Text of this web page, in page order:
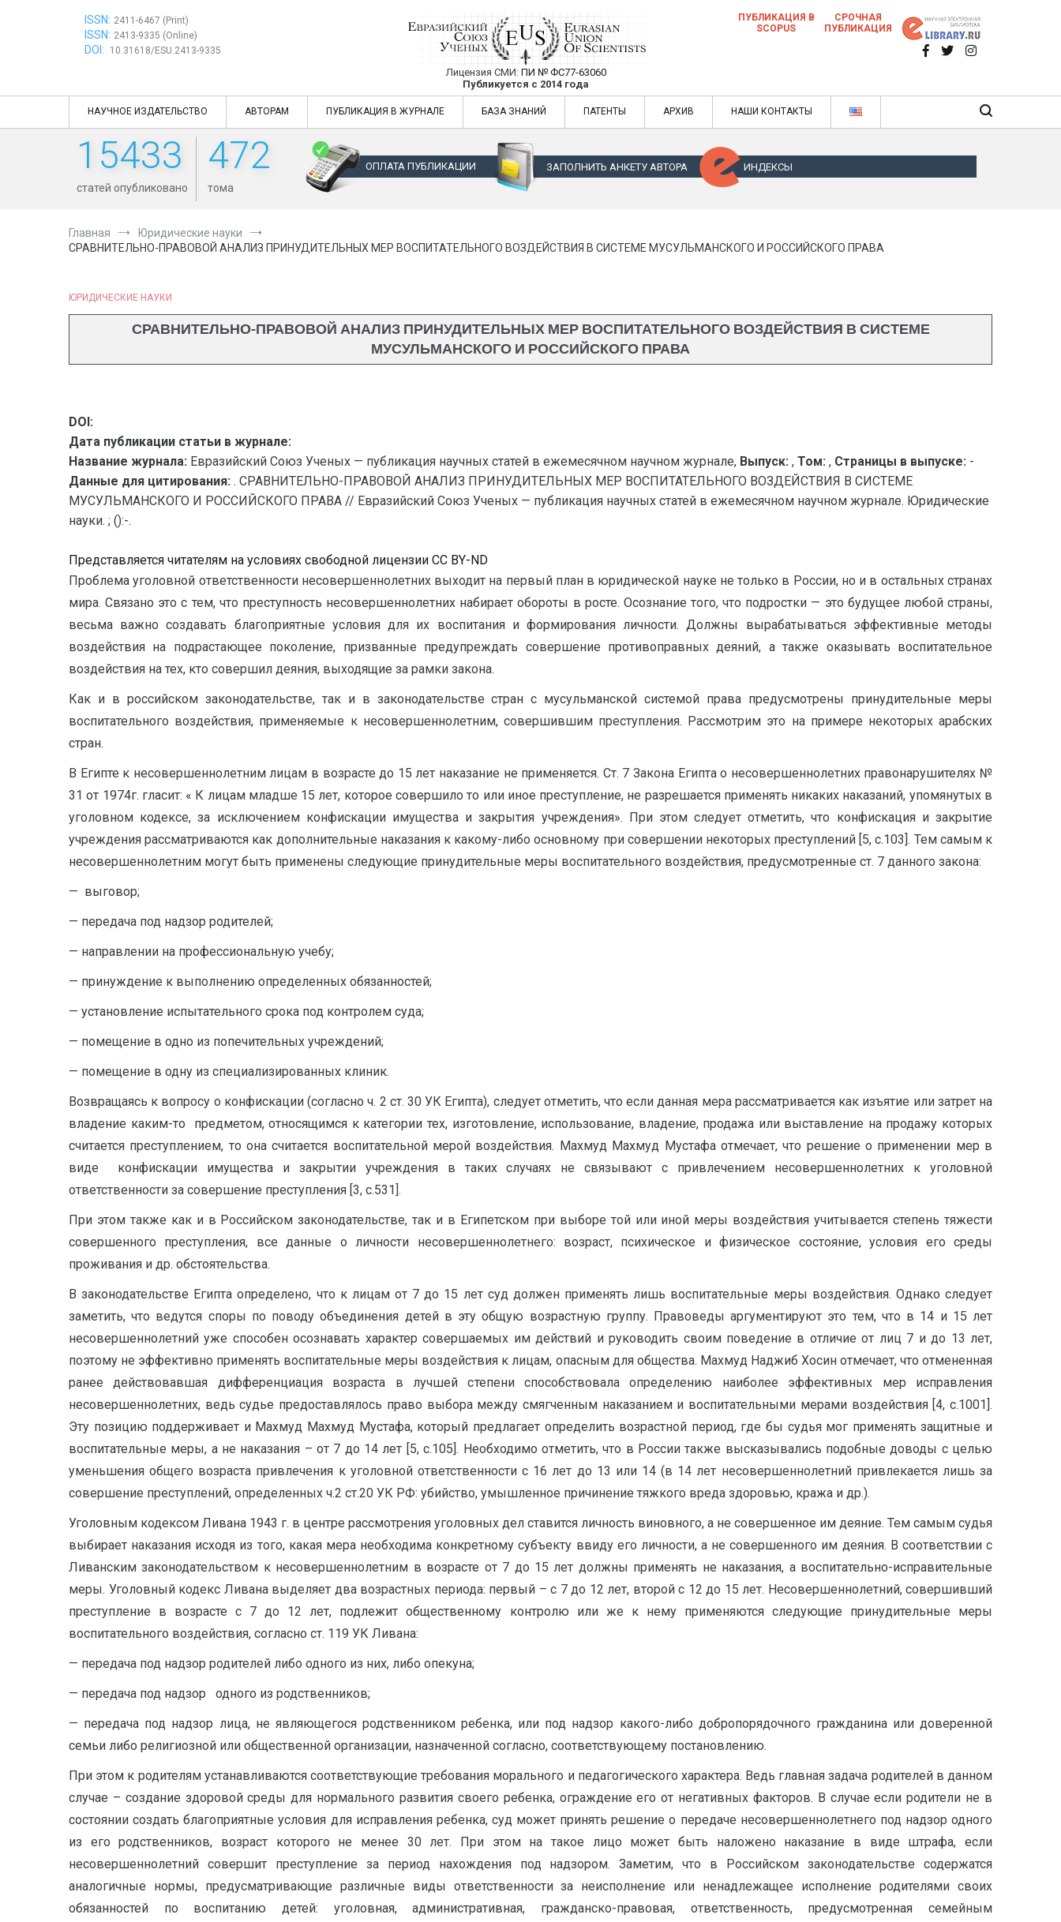
ISSN: 2411-6467 (Print)
ISSN: 2413-9335 (Online)
DOI: 10.31618/ESU.2413-9335
Евразийский Союз Ученых — публикация научных статей в ежемесячном научном
журнале
Лицензия СМИ: ПИ № ФС77-63060
Публикуется с 2014 года
Евразийский Союз Ученых — публикация научных статей в ежемесячном научном журнале
ПУБЛИКАЦИЯ В
SCOPUS
СРОЧНАЯ
ПУБЛИКАЦИЯ
НАУЧНОЕ ИЗДАТЕЛЬСТВО АВТОРАМ ПУБЛИКАЦИЯ В ЖУРНАЛЕ БАЗА ЗНАНИЙ ПАТЕНТЫ АРХИВ НАШИ КОНТАКТЫ
15433
статей опубликовано
472
тома
ОПЛАТА ПУБЛИКАЦИИ ЗАПОЛНИТЬ АНКЕТУ АВТОРА ИНДЕКСЫ
Главная
Юридические науки
СРАВНИТЕЛЬНО-ПРАВОВОЙ АНАЛИЗ ПРИНУДИТЕЛЬНЫХ МЕР ВОСПИТАТЕЛЬНОГО ВОЗДЕЙСТВИЯ В СИСТЕМЕ МУСУЛЬМАНСКОГО И РОССИЙСКОГО ПРАВА
ЮРИДИЧЕСКИЕ НАУКИ
СРАВНИТЕЛЬНО-ПРАВОВОЙ АНАЛИЗ ПРИНУДИТЕЛЬНЫХ МЕР ВОСПИТАТЕЛЬНОГО ВОЗДЕЙСТВИЯ В СИСТЕМЕ
МУСУЛЬМАНСКОГО И РОССИЙСКОГО ПРАВА
DOI:
Дата публикации статьи в журнале:
Название журнала: Евразийский Союз Ученых — публикация научных статей в ежемесячном научном журнале, Выпуск: , Том: , Страницы в выпуске: -
Данные для цитирования: . СРАВНИТЕЛЬНО-ПРАВОВОЙ АНАЛИЗ ПРИНУДИТЕЛЬНЫХ МЕР ВОСПИТАТЕЛЬНОГО ВОЗДЕЙСТВИЯ В СИСТЕМЕ
МУСУЛЬМАНСКОГО И РОССИЙСКОГО ПРАВА // Евразийский Союз Ученых — публикация научных статей в ежемесячном научном журнале. Юридические
науки. ; ():-.
Представляется читателям на условиях свободной лицензии CC BY-ND
Проблема уголовной ответственности несовершеннолетних выходит на первый план в юридической науке не только в России, но и в остальных странах
мира. Связано это с тем, что преступность несовершеннолетних набирает обороты в росте. Осознание того, что подростки — это будущее любой страны,
весьма важно создавать благоприятные условия для их воспитания и формирования личности. Должны вырабатываться эффективные методы
воздействия на подрастающее поколение, призванные предупреждать совершение противоправных деяний, а также оказывать воспитательное
воздействия на тех, кто совершил деяния, выходящие за рамки закона.
Как и в российском законодательстве, так и в законодательстве стран с мусульманской системой права предусмотрены принудительные меры
воспитательного воздействия, применяемые к несовершеннолетним, совершившим преступления. Рассмотрим это на примере некоторых арабских
стран.
В Египте к несовершеннолетним лицам в возрасте до 15 лет наказание не применяется. Ст. 7 Закона Египта о несовершеннолетних правонарушителях №
31 от 1974г. гласит: « К лицам младше 15 лет, которое совершило то или иное преступление, не разрешается применять никаких наказаний, упомянутых в
уголовном кодексе, за исключением конфискации имущества и закрытия учреждения». При этом следует отметить, что конфискация и закрытие
учреждения рассматриваются как дополнительные наказания к какому-либо основному при совершении некоторых преступлений [5, с.103]. Тем самым к
несовершеннолетним могут быть применены следующие принудительные меры воспитательного воздействия, предусмотренные ст. 7 данного закона:
— выговор;
— передача под надзор родителей;
— направлении на профессиональную учебу;
— принуждение к выполнению определенных обязанностей;
— установление испытательного срока под контролем суда;
— помещение в одно из попечительных учреждений;
— помещение в одну из специализированных клиник.
Возвращаясь к вопросу о конфискации (согласно ч. 2 ст. 30 УК Египта), следует отметить, что если данная мера рассматривается как изъятие или затрет на
владение каким-то предметом, относящимся к категории тех, изготовление, использование, владение, продажа или выставление на продажу которых
считается преступлением, то она считается воспитательной мерой воздействия. Махмуд Махмуд Мустафа отмечает, что решение о применении мер в
виде конфискации имущества и закрытии учреждения в таких случаях не связывают с привлечением несовершеннолетних к уголовной
ответственности за совершение преступления [3, с.531].
При этом также как и в Российском законодательстве, так и в Египетском при выборе той или иной меры воздействия учитывается степень тяжести
совершенного преступления, все данные о личности несовершеннолетнего: возраст, психическое и физическое состояние, условия его среды
проживания и др. обстоятельства.
В законодательстве Египта определено, что к лицам от 7 до 15 лет суд должен применять лишь воспитательные меры воздействия. Однако следует
заметить, что ведутся споры по поводу объединения детей в эту общую возрастную группу. Правоведы аргументируют это тем, что в 14 и 15 лет
несовершеннолетний уже способен осознавать характер совершаемых им действий и руководить своим поведение в отличие от лиц 7 и до 13 лет,
поэтому не эффективно применять воспитательные меры воздействия к лицам, опасным для общества. Махмуд Наджиб Хосин отмечает, что отмененная
ранее действовавшая дифференциация возраста в лучшей степени способствовала определению наиболее эффективных мер исправления
несовершеннолетних, ведь судье предоставлялось право выбора между смягченным наказанием и воспитательными мерами воздействия [4, с.1001].
Эту позицию поддерживает и Махмуд Махмуд Мустафа, который предлагает определить возрастной период, где бы судья мог применять защитные и
воспитательные меры, а не наказания – от 7 до 14 лет [5, с.105]. Необходимо отметить, что в России также высказывались подобные доводы с целью
уменьшения общего возраста привлечения к уголовной ответственности с 16 лет до 13 или 14 (в 14 лет несовершеннолетний привлекается лишь за
совершение преступлений, определенных ч.2 ст.20 УК РФ: убийство, умышленное причинение тяжкого вреда здоровью, кража и др.).
Уголовным кодексом Ливана 1943 г. в центре рассмотрения уголовных дел ставится личность виновного, а не совершенное им деяние. Тем самым судья
выбирает наказания исходя из того, какая мера необходима конкретному субъекту ввиду его личности, а не совершенного им деяния. В соответствии с
Ливанским законодательством к несовершеннолетним в возрасте от 7 до 15 лет должны применять не наказания, а воспитательно-исправительные
меры. Уголовный кодекс Ливана выделяет два возрастных периода: первый – с 7 до 12 лет, второй с 12 до 15 лет. Несовершеннолетний, совершивший
преступление в возрасте с 7 до 12 лет, подлежит общественному контролю или же к нему применяются следующие принудительные меры
воспитательного воздействия, согласно ст. 119 УК Ливана:
— передача под надзор родителей либо одного из них, либо опекуна;
— передача под надзор одного из родственников;
— передача под надзор лица, не являющегося родственником ребенка, или под надзор какого-либо добропорядочного гражданина или доверенной
семьи либо религиозной или общественной организации, назначенной согласно, соответствующему постановлению.
При этом к родителям устанавливаются соответствующие требования морального и педагогического характера. Ведь главная задача родителей в данном
случае – создание здоровой среды для нормального развития своего ребенка, ограждение его от негативных факторов. В случае если родители не в
состоянии создать благоприятные условия для исправления ребенка, суд может принять решение о передаче несовершеннолетнего под надзор одного
из его родственников, возраст которого не менее 30 лет. При этом на такое лицо может быть наложено наказание в виде штрафа, если
несовершеннолетний совершит преступление за период нахождения под надзором. Заметим, что в Российском законодательстве содержатся
аналогичные нормы, предусматривающие различные виды ответственности за неисполнение или ненадлежащее исполнение родителями своих
обязанностей по воспитанию детей: уголовная, административная, гражданско-правовая, ответственность, предусмотренная семейным